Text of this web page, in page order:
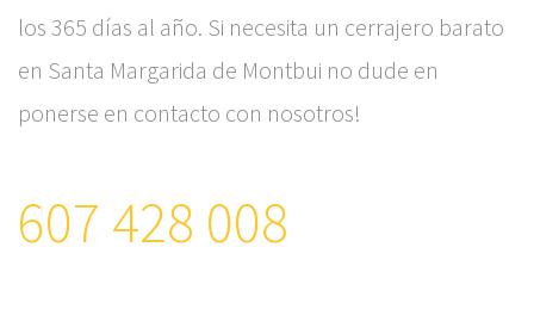
los 365 días al año. Si necesita un cerrajero barato
en Santa Margarida de Montbui no dude en
ponerse en contacto con nosotros!
607 428 008